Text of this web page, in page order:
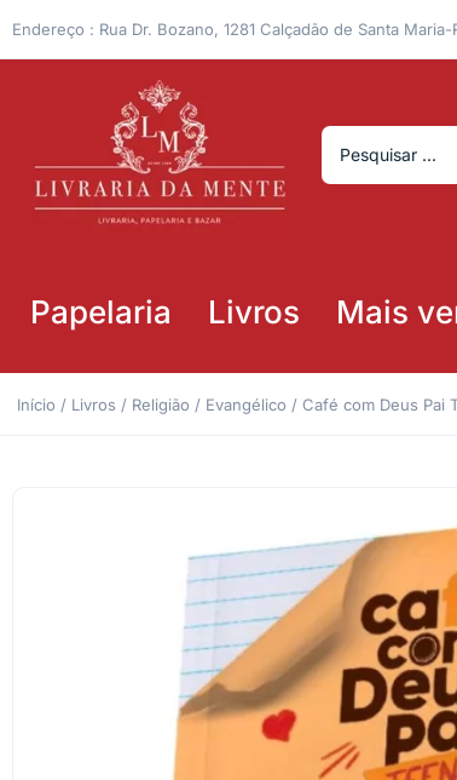
Endereço : Rua Dr. Bozano, 1281 Calçadão de Santa Maria-
Papelaria Livros Mais
Início / Livros / Religião / Evangélico / Café com Deus Pai